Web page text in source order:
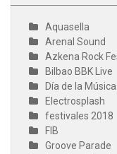
Aquasella
Arenal Sound
Azkena Rock
Bilbao BBK Live
Día de la Música
Electrosplash
festivales 2018
FIB
Groove Parade